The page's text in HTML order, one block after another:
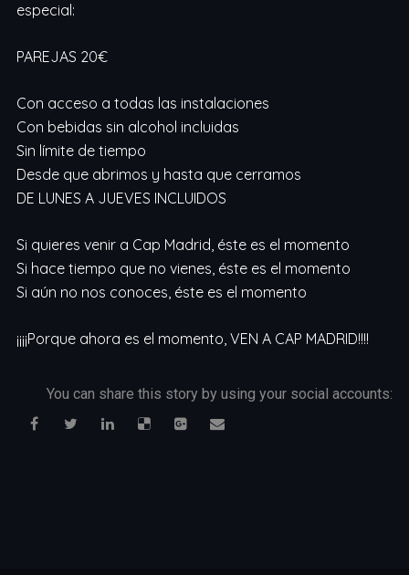
especial:
PAREJAS 20€
Con acceso a todas las instalaciones
Con bebidas sin alcohol incluidas
Sin límite de tiempo
Desde que abrimos y hasta que cerramos
DE LUNES A JUEVES INCLUIDOS
Si quieres venir a Cap Madrid, éste es el momento
Si hace tiempo que no vienes, éste es el momento
Si aún no nos conoces, éste es el momento
¡¡¡¡Porque ahora es el momento, VEN A CAP MADRID!!!!
You can share this story by using your social accounts: